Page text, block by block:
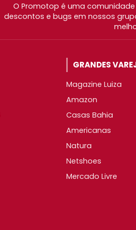
O Promotop é uma
descontos e bugs em nossos
GRANDES
Magazine Luiza
Amazon
Casas Bahia
Americanas
Natura
Netshoes
Mercado Livre